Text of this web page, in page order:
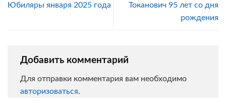
Юбиляры января 2025 года
Токанович 95 лет со дня
рождения
Добавить комментарий
Для отправки комментария вам необходимо
авторизоваться.